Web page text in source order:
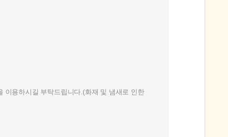
이용하시길 부탁드립니다.(화재 및 냄새로 인한